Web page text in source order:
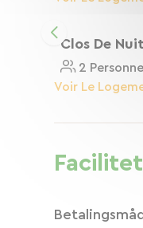
Clos De
2
Voir Le